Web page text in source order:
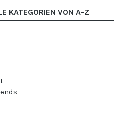
KATEGORIEN VON A-Z